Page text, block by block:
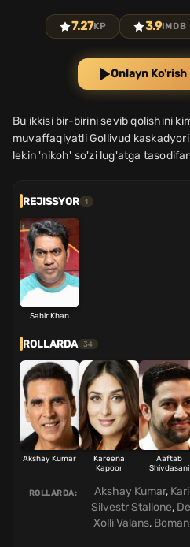
7.27KP 3.9IMDB
Onlayn Ko'rish
Bu ikkisi bir-birini sevib qolishini
muvaffaqiyatli Gollivud
lekin 'nikoh' so'zi lug'atga
REJISSYOR 1
Sabir Khan
ROLLARDA 34
Akshay Kumar
Kareena
Kapoor
Aaftab
Shivdasani
ROLLARDA: Akshay Kumar,
Silvestr Stallone,
Xolli Valans,